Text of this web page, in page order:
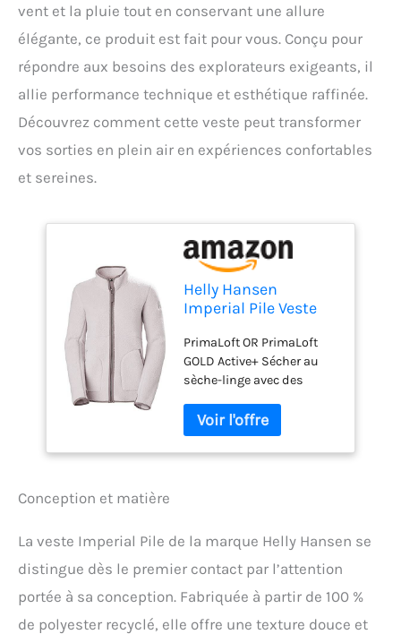
vent et la pluie tout en conservant une allure
élégante, ce produit est fait pour vous. Conçu pour
répondre aux besoins des explorateurs exigeants, il
allie performance technique et esthétique raffinée.
Découvrez comment cette veste peut transformer
vos sorties en plein air en expériences confortables
et sereines.
Helly Hansen
Imperial Pile Veste
PrimaLoft OR PrimaLoft
GOLD Active+ Sécher au
sèche-linge avec des
Matériel de grande qualité
Confortable à porter
Conception et matière
La veste Imperial Pile de la marque Helly Hansen se
distingue dès le premier contact par l’attention
portée à sa conception. Fabriquée à partir de 100 %
de polyester recyclé, elle offre une texture douce et